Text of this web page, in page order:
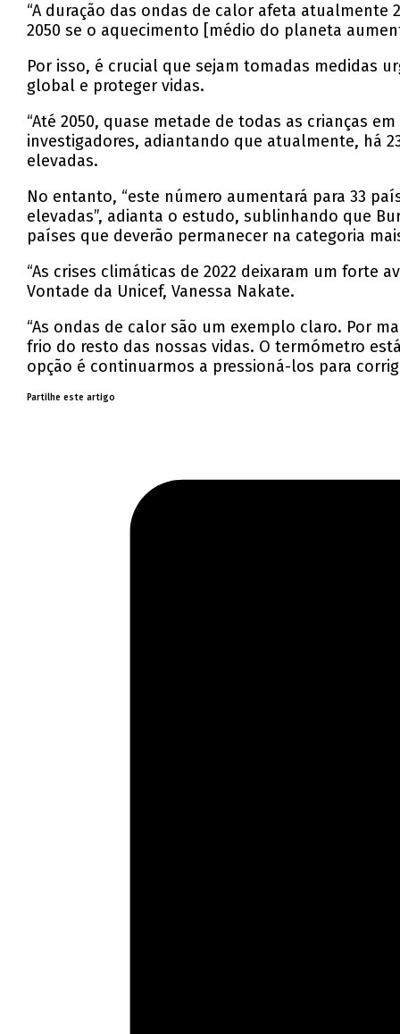
“A duração das ondas de calor afeta atualmente
2050 se o aquecimento [médio do planeta
Por isso, é crucial que sejam tomadas medidas
global e proteger vidas.
“Até 2050, quase metade de todas as crianças
investigadores, adiantando que atualmente, há
elevadas.
No entanto, “este número aumentará para 33
elevadas”, adianta o estudo, sublinhando que
países que deverão permanecer na categoria
“As crises climáticas de 2022 deixaram um forte
Vontade da Unicef, Vanessa Nakate.
“As ondas de calor são um exemplo claro. Por
frio do resto das nossas vidas. O termómetro
opção é continuarmos a pressioná-los para
Partilhe este artigo